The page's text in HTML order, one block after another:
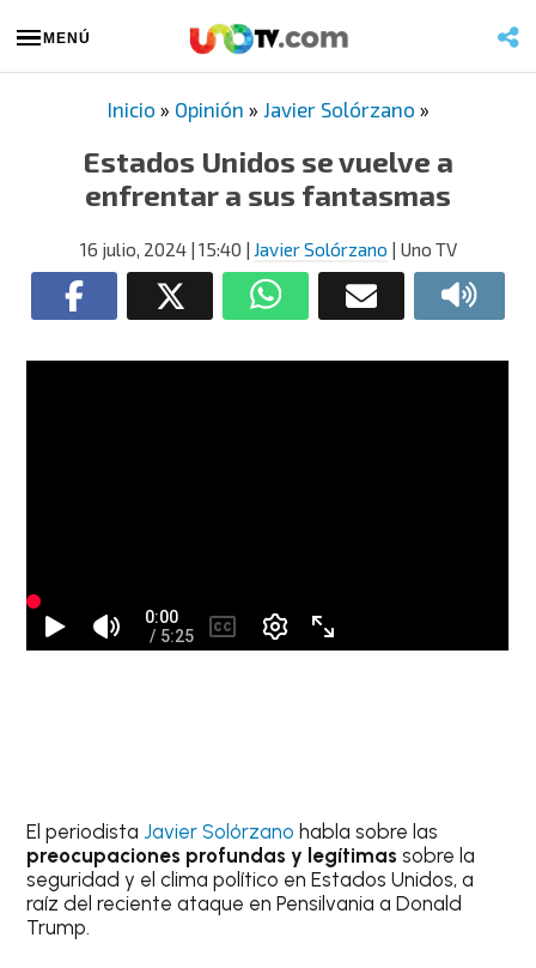
MENÚ
Inicio » Opinión » Javier Solórzano »
Estados Unidos se vuelve a
enfrentar a sus fantasmas
16 julio, 2024| 15:40 | Javier Solórzano | Uno TV
El periodista Javier Solórzano habla sobre las
preocupaciones profundas y legítimas sobre la
seguridad y el clima político en Estados Unidos, a
raíz del reciente ataque en Pensilvania a Donald
Trump.